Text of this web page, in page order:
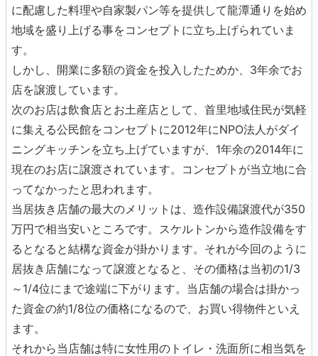
に配慮した料理や自家製パン等を提供して龍潭通りを始め
地域を盛り上げる事をコンセプトに立ち上げられていま
す。
しかし、開業に多額の資金を投入したためか、3年余でお
店を譲渡しています。
次のお店は飲食店とお土産店として、首里地域住民が気軽
に集える公民館をコンセプトに2012年にNPO法人がダイ
ニングキッチンを立ち上げていますが、1年余の2014年に
現在のお店に譲渡されています。コンセプトが当立地に合
ってなかったと思われます。
当居抜き店舗の最大のメリットは、造作設備譲渡代が350
万円で相当安いところです。スケルトンから造作設備をす
るとなると結構な資金が掛かります。それが今回のように
居抜き店舗になって譲渡となると、その価格は当初の1/3
～1/4位にまで途端に下がります。当店舗の場合は掛かっ
た資金の約1/8位の価格になるので、お買い得物件といえ
ます。
それから当店舗は特に女性用のトイレ・洗面所に相当気を